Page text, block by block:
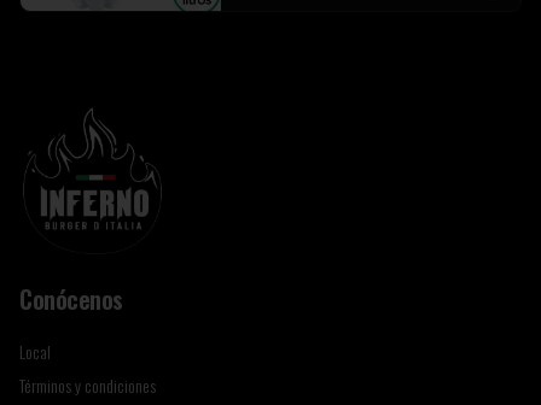
Conócenos
Local
Términos y condiciones